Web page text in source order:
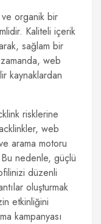
organik bir
Kaliteli içerik
sağlam bir
web
kaynaklardan
risklerine
web
arama motoru
Bu nedenle, güçlü
düzenli
oluşturmak
etkinliğini
kampanyası